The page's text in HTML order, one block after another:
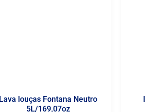
Lava louças Fontana Neutro
5L/169,07oz